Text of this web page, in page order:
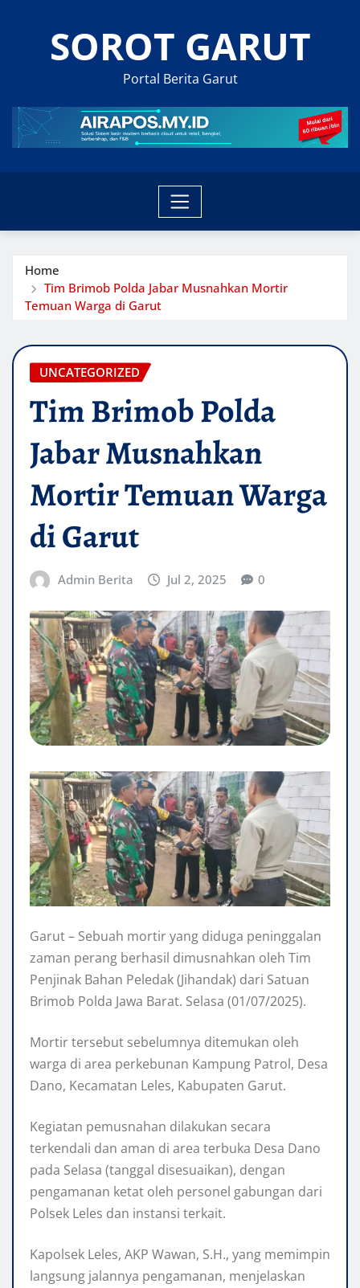
SOROT GARUT
Portal Berita Garut
Home
Tim Brimob Polda Jabar Musnahkan Mortir
Temuan Warga di Garut
UNCATEGORIZED
Tim Brimob Polda
Jabar Musnahkan
Mortir Temuan Warga
di Garut
Admin Berita Jul 2, 2025 0
Garut – Sebuah mortir yang diduga peninggalan
zaman perang berhasil dimusnahkan oleh Tim
Penjinak Bahan Peledak (Jihandak) dari Satuan
Brimob Polda Jawa Barat. Selasa (01/07/2025).
Mortir tersebut sebelumnya ditemukan oleh
warga di area perkebunan Kampung Patrol, Desa
Dano, Kecamatan Leles, Kabupaten Garut.
Kegiatan pemusnahan dilakukan secara
terkendali dan aman di area terbuka Desa Dano
pada Selasa (tanggal disesuaikan), dengan
pengamanan ketat oleh personel gabungan dari
Polsek Leles dan instansi terkait.
Kapolsek Leles, AKP Wawan, S.H., yang memimpin
langsung jalannya pengamanan, menjelaskan